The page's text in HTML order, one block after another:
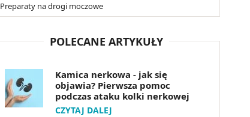
Preparaty na drogi moczowe
POLECANE ARTYKUŁY
Kamica nerkowa - jak się
objawia? Pierwsza pomoc
podczas ataku kolki nerkowej
CZYTAJ DALEJ